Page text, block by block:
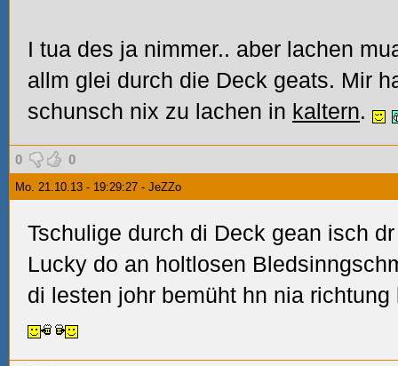
I tua des ja nimmer.. aber lachen
allm glei durch die Deck geats. Mir
schunsch nix zu lachen in kaltern.
0 0
Mo. 21.10.13 - 19:29:27 - JeZZo
Tschulige durch di Deck gean isch
Lucky do an holtlosen
di lesten johr bemüht hn nia